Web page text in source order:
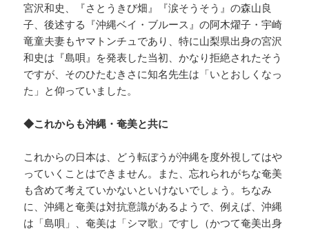
宮沢和史、『さとうきび畑』『涙そうそう』の森山良
子、後述する『沖縄ベイ・ブルース』の阿木燿子・宇崎
竜童夫妻もヤマトンチュであり、特に山梨県出身の宮沢
和史は『島唄』を発表した当初、かなり拒絶されたそう
ですが、そのひたむきさに知名先生は「いとおしくなっ
た」と仰っていました。
◆これからも沖縄・奄美と共に
これからの日本は、どう転ぼうが沖縄を度外視してはや
っていくことはできません。また、忘れられがちな奄美
も含めて考えていかないといけないでしょう。ちなみ
に、沖縄と奄美は対抗意識があるようで、例えば、沖縄
は「島唄」、奄美は「シマ歌」ですし（かつて奄美出身